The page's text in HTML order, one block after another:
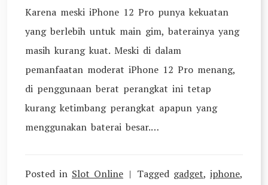
Karena meski iPhone 12 Pro punya kekuatan
yang berlebih untuk main gim, baterainya yang
masih kurang kuat. Meski di dalam
pemanfaatan moderat iPhone 12 Pro menang,
di penggunaan berat perangkat ini tetap
kurang ketimbang perangkat apapun yang
menggunakan baterai besar.…
Posted in Slot Online Tagged gadget, iphone,